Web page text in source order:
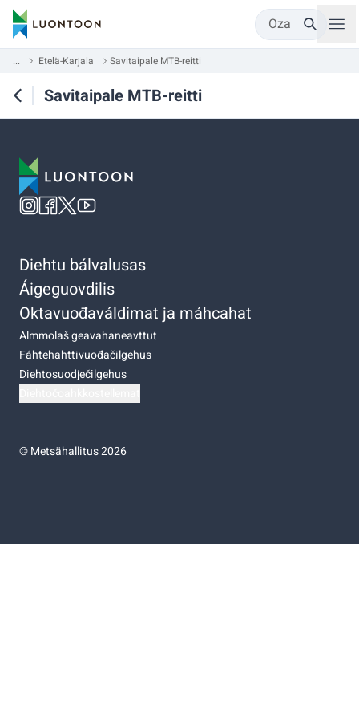
Oza
... Etelä-Karjala Savitaipale MTB-reitti
Savitaipale MTB-reitti
Diehtu bálvalusas
Áigeguovdilis
Oktavuođaváldimat ja máhcahat
Almmolaš geavahaneavttut
Fáhtehahttivuođačilgehus
Diehtosuodječilgehus
©Metsähallitus 2026